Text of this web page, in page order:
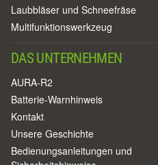
Laubbläser und Schneefräse
Multifunktionswerkzeug
DAS UNTERNEHMEN
AURA-R2
Batterie-Warnhinweis
Kontakt
Unsere Geschichte
Bedienungsanleitungen und